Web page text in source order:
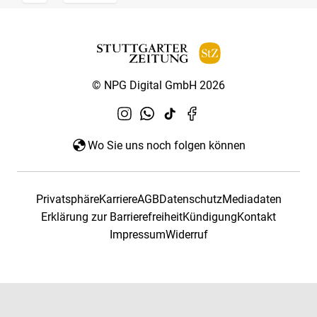
© NPG Digital GmbH 2026
Wo Sie uns noch folgen können
PrivatsphäreKarriereAGBDatenschutzMediadaten
Erklärung zur BarrierefreiheitKündigungKontakt
ImpressumWiderruf